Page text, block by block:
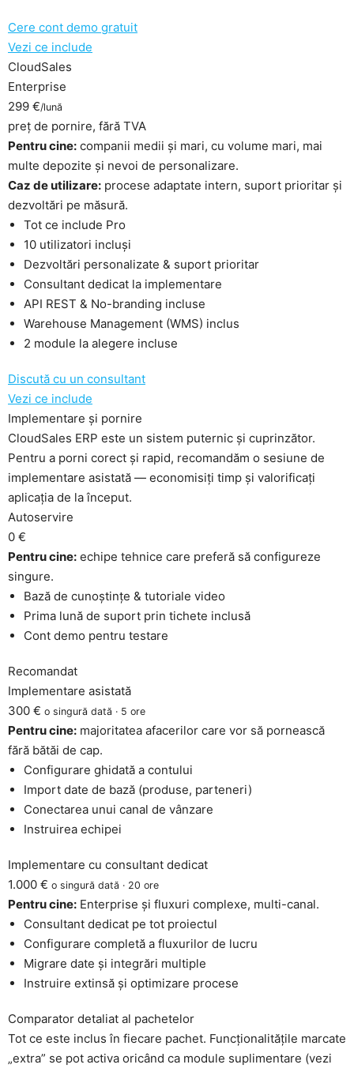
Cere cont demo gratuit
Vezi ce include
CloudSales
Enterprise
299 €/lună
preț de pornire, fără TVA
Pentru cine: companii medii și mari, cu volume mari, mai
multe depozite și nevoi de personalizare.
Caz de utilizare: procese adaptate intern, suport prioritar și
dezvoltări pe măsură.
Tot ce include Pro
10 utilizatori incluși
Dezvoltări personalizate & suport prioritar
Consultant dedicat la implementare
API REST & No-branding incluse
Warehouse Management (WMS) inclus
2 module la alegere incluse
Discută cu un consultant
Vezi ce include
Implementare și pornire
CloudSales ERP este un sistem puternic și cuprinzător.
Pentru a porni corect și rapid, recomandăm o sesiune de
implementare asistată — economisiți timp și valorificați
aplicația de la început.
Autoservire
0 €
Pentru cine: echipe tehnice care preferă să configureze
singure.
Bază de cunoștințe & tutoriale video
Prima lună de suport prin tichete inclusă
Cont demo pentru testare
Recomandat
Implementare asistată
300 € o singură dată · 5 ore
Pentru cine: majoritatea afacerilor care vor să pornească
fără bătăi de cap.
Configurare ghidată a contului
Import date de bază (produse, parteneri)
Conectarea unui canal de vânzare
Instruirea echipei
Implementare cu consultant dedicat
1.000 € o singură dată · 20 ore
Pentru cine: Enterprise și fluxuri complexe, multi-canal.
Consultant dedicat pe tot proiectul
Configurare completă a fluxurilor de lucru
Migrare date și integrări multiple
Instruire extinsă și optimizare procese
Comparator detaliat al pachetelor
Tot ce este inclus în fiecare pachet. Funcționalitățile marcate
„extra” se pot activa oricând ca module suplimentare (vezi